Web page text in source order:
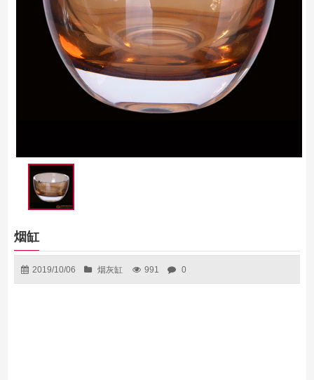
烟缸
2019/10/06 烟灰缸 991 0